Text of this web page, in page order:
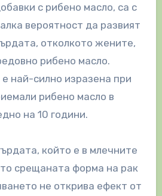
с рибено масло, са с
вероятност да развият
отколкото жените,
рибено масло.
най-силно изразена при
рибено масло в
на 10 години.
който е в млечните
срещаната форма на рак
не открива ефект от